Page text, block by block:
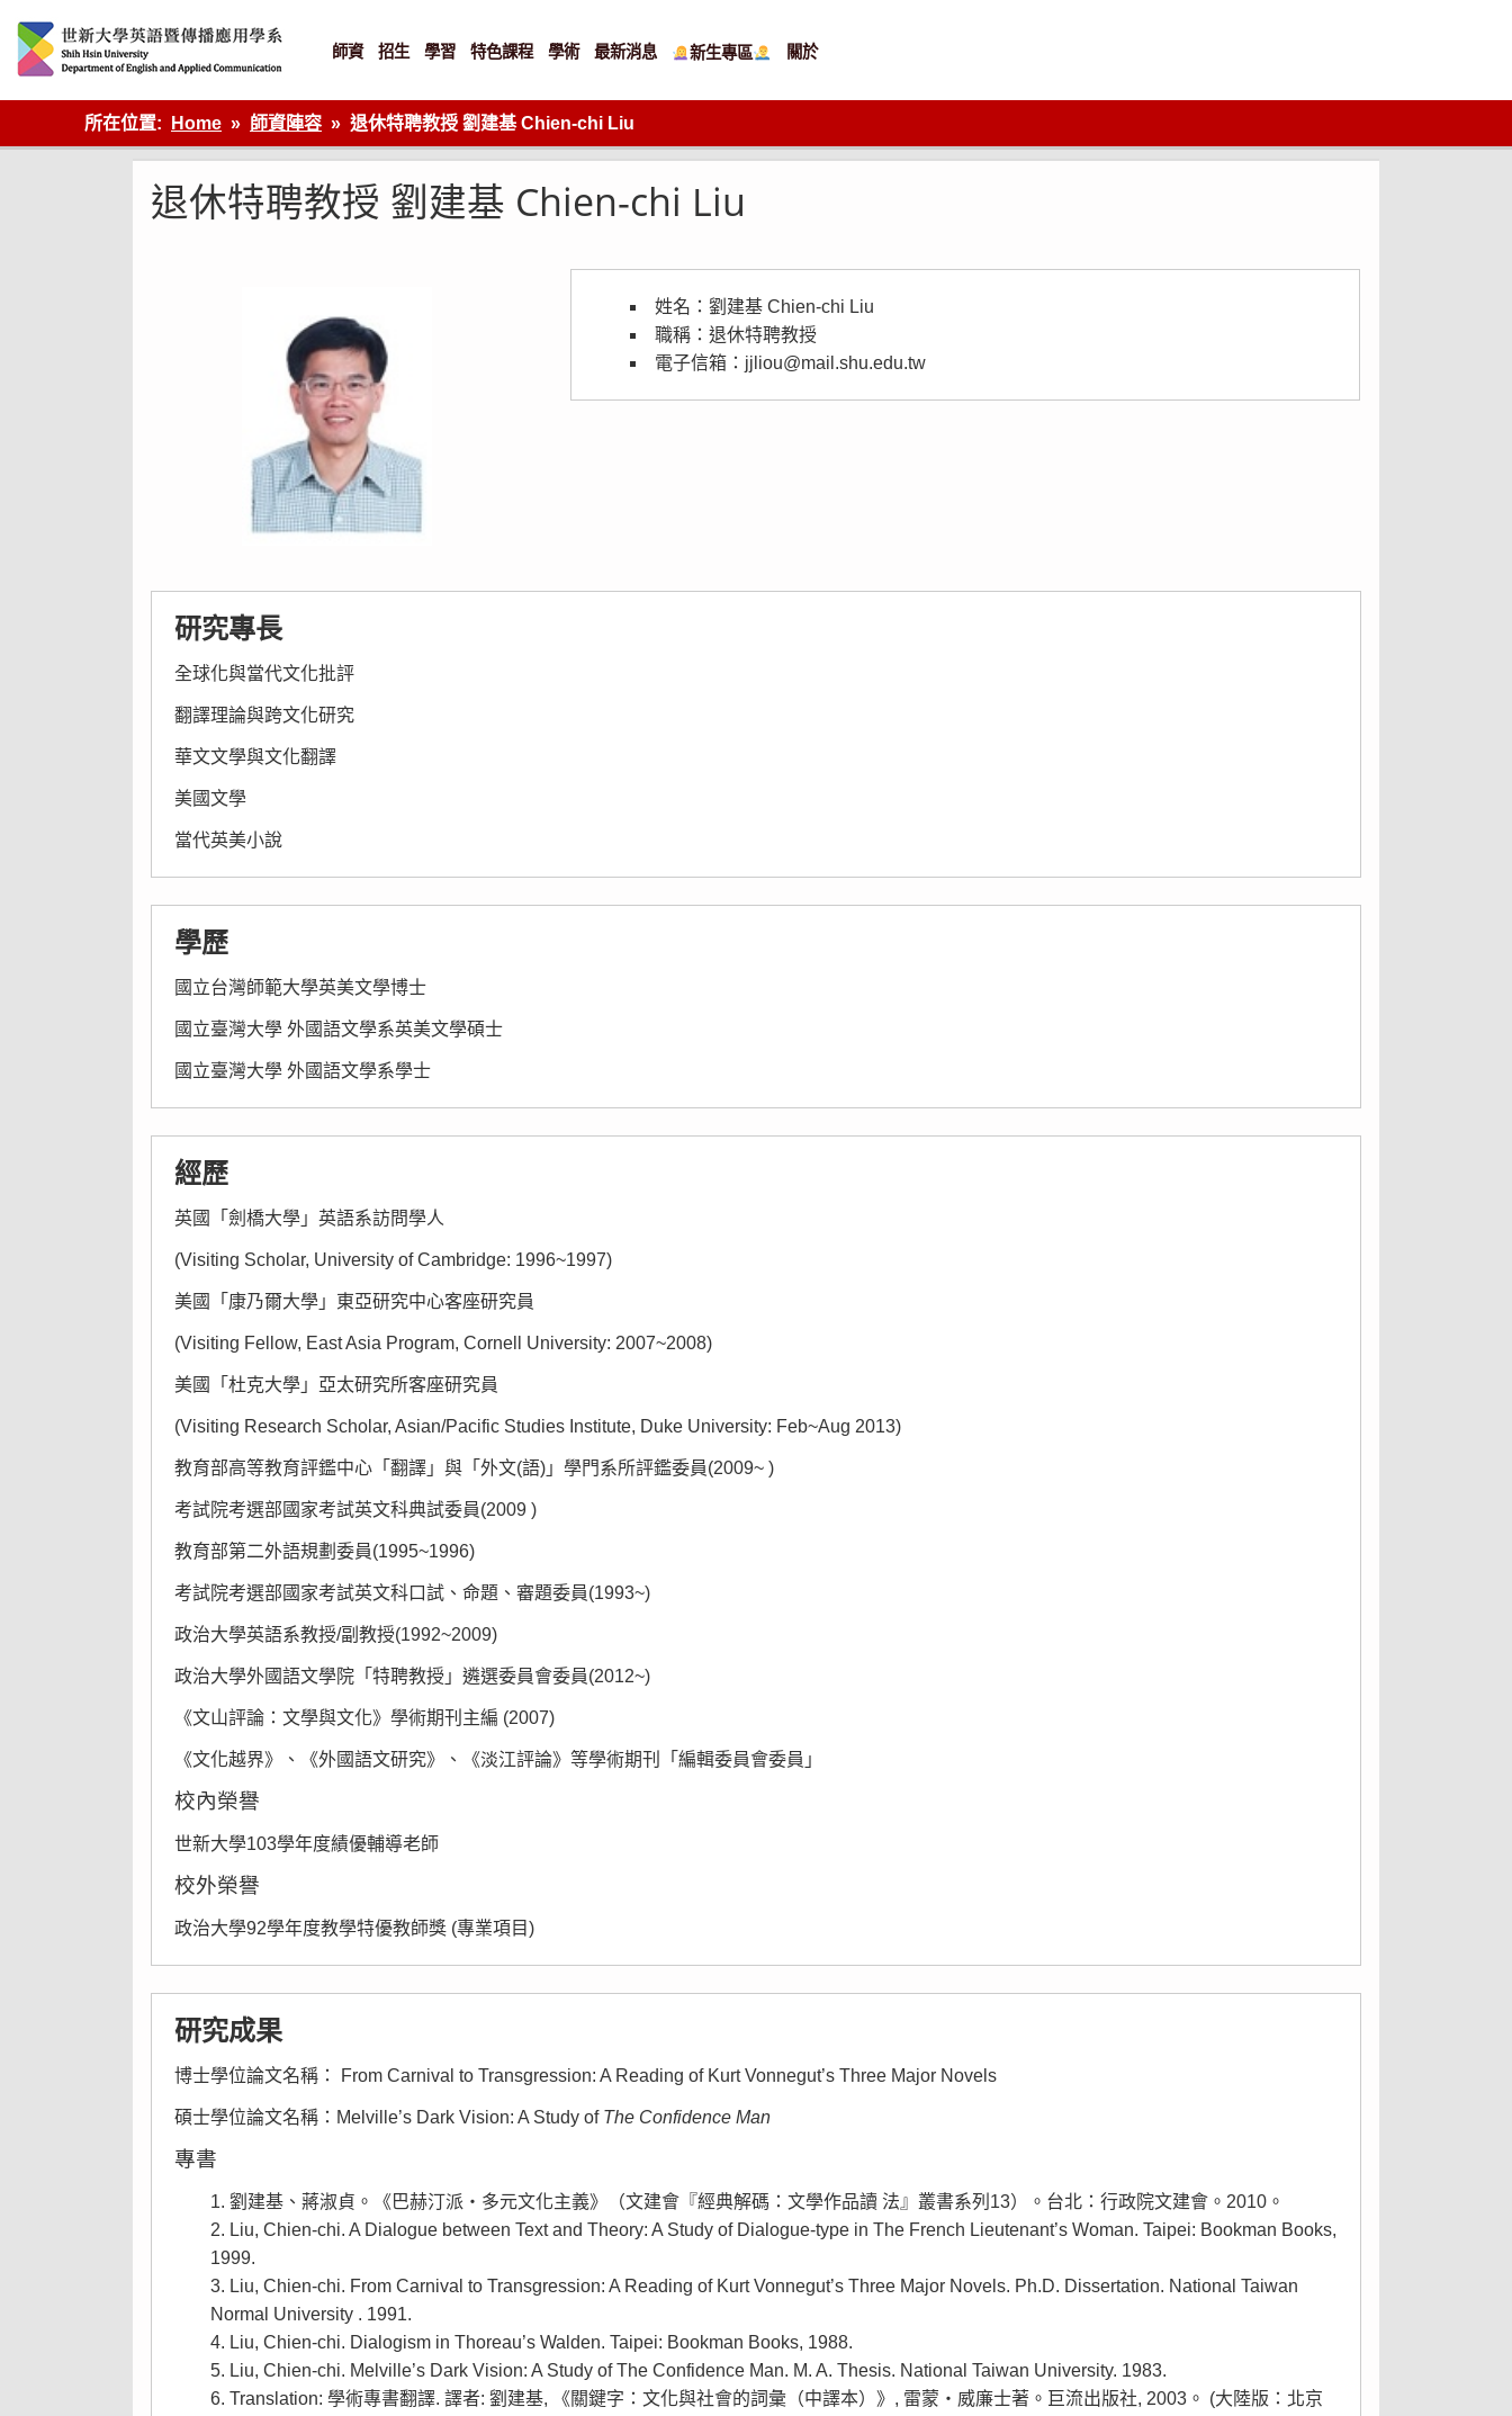
content
英語傳播
師資 招生 學習 特色課程 學術 最新消息 新生專區 關於
所在位置: Home 師資陣容 退休特聘教授 劉建基 Chien-chi Liu
退休特聘教授 劉建基 Chien-chi Liu
姓名：劉建基 Chien-chi Liu
職稱：退休特聘教授
電子信箱： jjliou@mail.shu.edu.tw
研究專長
全球化與當代文化批評
翻譯理論與跨文化研究
華文文學與文化翻譯
美國文學
當代英美小說
學歷
國立台灣師範大學英美文學博士
國立臺灣大學 外國語文學系英美文學碩士
國立臺灣大學 外國語文學系學士
經歷
英國「劍橋大學」英語系訪問學人
(Visiting Scholar, University of Cambridge: 1996~1997)
美國「康乃爾大學」東亞研究中心客座研究員
(Visiting Fellow, East Asia Program, Cornell University: 2007~2008)
美國「杜克大學」亞太研究所客座研究員
(Visiting Research Scholar, Asian/Pacific Studies Institute, Duke University: Feb~Aug 2013)
教育部高等教育評鑑中心「翻譯」與「外文(語)」學門系所評鑑委員(2009~ )
考試院考選部國家考試英文科典試委員(2009 )
教育部第二外語規劃委員(1995~1996)
考試院考選部國家考試英文科口試、命題、審題委員(1993~)
政治大學英語系教授/副教授(1992~2009)
政治大學外國語文學院「特聘教授」遴選委員會委員(2012~)
《文山評論：文學與文化》學術期刊主編 (2007)
《文化越界》、《外國語文研究》、《淡江評論》等學術期刊「編輯委員會委員」
校內榮譽
世新大學103學年度績優輔導老師
校外榮譽
政治大學92學年度教學特優教師獎 (專業項目)
研究成果
博士學位論文名稱： From Carnival to Transgression: A Reading of Kurt Vonnegut’s Three Major Novels
碩士學位論文名稱：Melville’s Dark Vision: A Study ofThe Confidence Man
專書
劉建基、蔣淑貞。《巴赫汀派‧多元文化主義》（文建會『經典解碼：文學作品讀 法』叢書系列13）。台北：行政院文建會。2010。
Liu, Chien-chi. A Dialogue between Text and Theory: A Study of Dialogue-type in The French Lieutenant’s Woman. Taipei: Bookman Books,
1999.
Liu, Chien-chi. From Carnival to Transgression: A Reading of Kurt Vonnegut’s Three Major Novels. Ph.D. Dissertation. National Taiwan
Normal University . 1991.
Liu, Chien-chi. Dialogism in Thoreau’s Walden. Taipei: Bookman Books, 1988.
Liu, Chien-chi. Melville’s Dark Vision: A Study of The Confidence Man. M. A. Thesis. National Taiwan University. 1983.
Translation: 學術專書翻譯. 譯者: 劉建基, 《關鍵字：文化與社會的詞彙（中譯本）》, 雷蒙‧威廉士著。巨流出版社, 2003。 (大陸版：北京